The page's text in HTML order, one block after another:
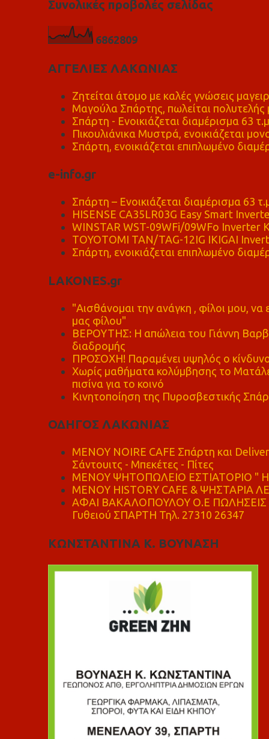
Συνολικές προβολές σελίδας
6862809
ΑΓΓΕΛΙΕΣ ΛΑΚΩΝΙΑΣ
Ζητείται άτομο με καλές γνώσεις
Μαγούλα Σπάρτης, πωλείται πολυτελής
Σπάρτη - Ενοικιάζεται διαμέρισμα 63 τ.μ
Πικουλιάνικα Μυστρά, ενοικιάζεται
Σπάρτη, ενοικιάζεται επιπλωμένο
e-info.gr
Σπάρτη – Ενοικιάζεται διαμέρισμα 63
HISENSE CA35LR03G Easy Smart
WINSTAR WST-09WFi/09WFo Inverter
TOYOTOMI TAN/TAG-12IG IKIGAI
Σπάρτη, ενοικιάζεται επιπλωμένο
LAKONES.gr
"Αισθάνομαι την ανάγκη , φίλοι μου,
μας φίλου"
ΒΕΡΟΥΤΗΣ: Η απώλεια του Γιάννη
διαδρομής
ΠΡΟΣΟΧΗ! Παραμένει υψηλός ο
Χωρίς μαθήματα κολύμβησης το
πισίνα για το κοινό
Κινητοποίηση της Πυροσβεστικής
ΟΔΗΓΟΣ ΛΑΚΩΝΙΑΣ
MENOY NOIRE CAFE Σπάρτη και
Σάντουιτς - Μπεκέτες - Πίτες
ΜΕΝΟΥ ΨΗΤΟΠΩΛΕΙΟ ΕΣΤΙΑΤΟΡΙΟ "
ΜΕΝΟΥ HISTORY CAFE & ΨΗΣΤΑΡΙΑ
ΑΦΑΙ ΒΑΚΑΛΟΠΟΥΛΟΥ Ο.Ε ΠΩΛΗΣΕΙΣ
Γυθειού ΣΠΑΡΤΗ Τηλ. 27310 26347
ΚΩΝΣΤΑΝΤΙΝΑ Κ. ΒΟΥΝΑΣΗ